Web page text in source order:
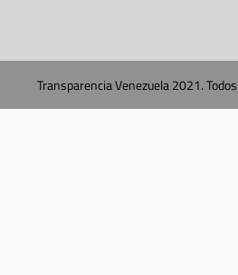
Transparencia Venezuela 2021.